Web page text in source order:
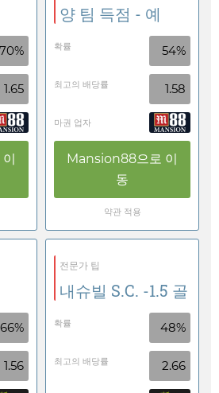
70%
1.65
양 팀 득점 - 예
확률 54%
최고의 배당률 1.58
마권 업자
Mansion88으로 이
동
약관 적용
66%
1.56
전문가 팁
내슈빌 S.C. -1.5 골
확률 48%
최고의 배당률 2.66